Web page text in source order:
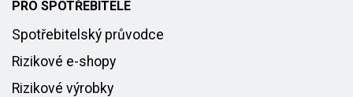
PRO SPOTŘEBITELE
Spotřebitelský průvodce
Rizikové e-shopy
Rizikové výrobky